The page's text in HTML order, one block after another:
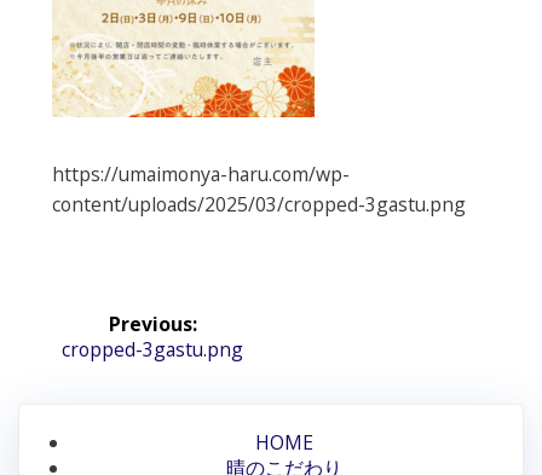
https://umaimonya-haru.com/wp-
content/uploads/2025/03/cropped-3gastu.png
ビ
Previous:
Previous
cropped-3gastu.png
HOME
晴のこだわり